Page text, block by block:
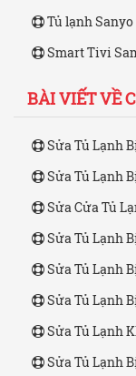
Tủ lạnh
Smart Tivi
BÀI VIẾT VỀ
Sửa Tủ Lạnh
Sửa Tủ Lạnh
Sửa Cửa Tủ
Sửa Tủ Lạnh
Sửa Tủ Lạnh
Sửa Tủ Lạnh
Sửa Tủ Lạnh
Sửa Tủ Lạnh